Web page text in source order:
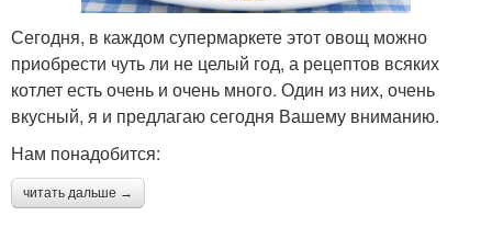
Сегодня, в каждом супермаркете этот овощ можно
приобрести чуть ли не целый год, а рецептов всяких
котлет есть очень и очень много. Один из них, очень
вкусный, я и предлагаю сегодня Вашему вниманию.
Нам понадобится:
читать дальше →